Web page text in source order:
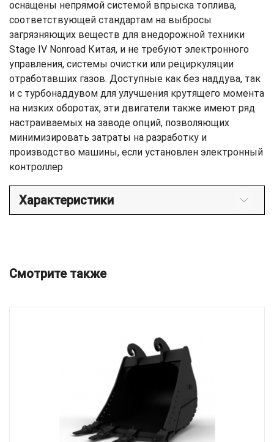
оснащены непрямой системой впрыска топлива,
соответствующей стандартам на выбросы
загрязняющих веществ для внедорожной техники
Stage IV Nonroad Китая, и не требуют электронного
управления, системы очистки или рециркуляции
отработавших газов. Доступные как без наддува, так
и с турбонаддувом для улучшения крутящего момента
на низких оборотах, эти двигатели также имеют ряд
настраиваемых на заводе опций, позволяющих
минимизировать затраты на разработку и
производство машины, если установлен электронный
контроллер
Характеристики
Смотрите также